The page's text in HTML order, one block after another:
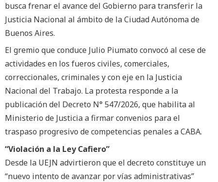
busca frenar el avance del Gobierno para transferir la
Justicia Nacional al ámbito de la Ciudad Autónoma de
Buenos Aires.
El gremio que conduce Julio Piumato convocó al cese de
actividades en los fueros civiles, comerciales,
correccionales, criminales y con eje en la Justicia
Nacional del Trabajo. La protesta responde a la
publicación del Decreto N° 547/2026, que habilita al
Ministerio de Justicia a firmar convenios para el
traspaso progresivo de competencias penales a CABA.
“Violación a la Ley Cafiero”
Desde la UEJN advirtieron que el decreto constituye un
“nuevo intento de avanzar por vías administrativas”